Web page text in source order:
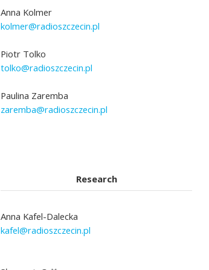
Anna Kolmer
kolmer@radioszczecin.pl
Piotr Tolko
tolko@radioszczecin.pl
Paulina Zaremba
zaremba@radioszczecin.pl
Research
Anna Kafel-Dalecka
kafel@radioszczecin.pl